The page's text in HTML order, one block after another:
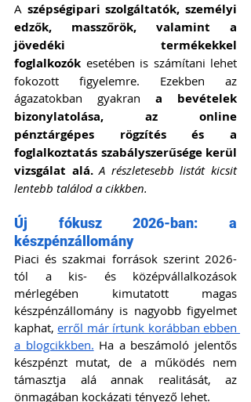
A szépségipari szolgáltatók, személyi
edzők, masszőrök, valamint a
jövedéki termékekkel
foglalkozók esetében is számítani lehet
fokozott figyelemre. Ezekben az
ágazatokban gyakran a bevételek
bizonylatolása, az online
pénztárgépes rögzítés és a
foglalkoztatás szabályszerűsége kerül
vizsgálat alá. A részletesebb listát kicsit
lentebb találod a cikkben.
Új fókusz 2026-ban: a
készpénzállomány
Piaci és szakmai források szerint 2026-
tól a kis- és középvállalkozások
mérlegében kimutatott magas
készpénzállomány is nagyobb figyelmet
kaphat, erről már írtunk korábban ebben
a blogcikkben. Ha a beszámoló jelentős
készpénzt mutat, de a működés nem
támasztja alá annak realitását, az
önmagában kockázati tényező lehet.